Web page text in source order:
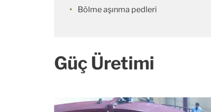
Bölme aşınma pedleri
Güç Üretimi